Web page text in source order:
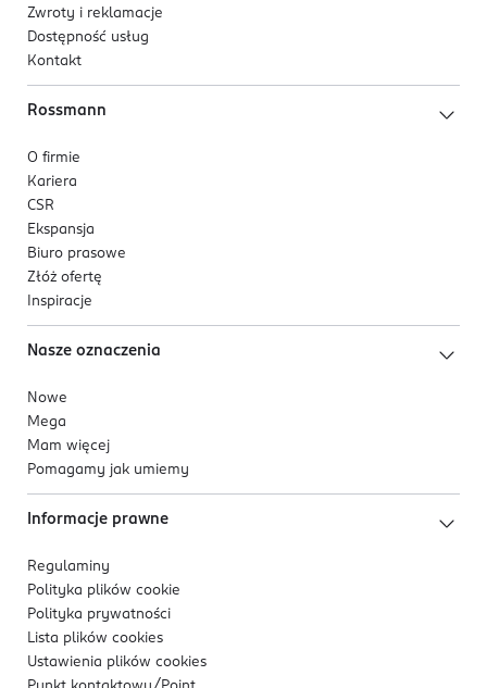
Zwroty i reklamacje
Dostępność usług
Kontakt
Rossmann
O firmie
Kariera
CSR
Ekspansja
Biuro prasowe
Złóż ofertę
Inspiracje
Nasze oznaczenia
Nowe
Mega
Mam więcej
Pomagamy jak umiemy
Informacje prawne
Regulaminy
Polityka plików cookie
Polityka prywatności
Lista plików cookies
Ustawienia plików cookies